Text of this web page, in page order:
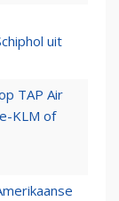
uit
TAP Air
KLM of